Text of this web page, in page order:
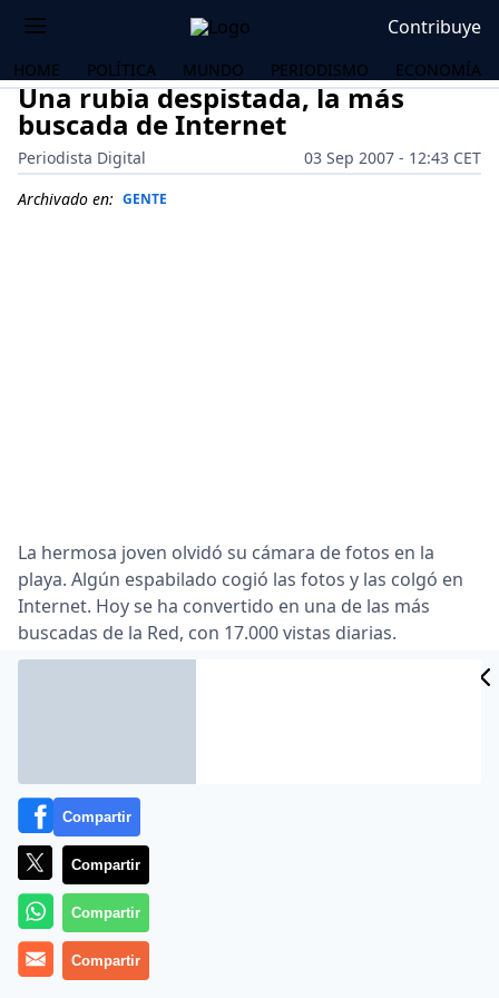
Contribuye
HOME POLÍTICA MUNDO PERIODISMO ECONOMÍA
Una rubia despistada, la más
buscada de Internet
Periodista Digital
03 Sep 2007 - 12:43 CET
Archivado en: GENTE
La hermosa joven olvidó su cámara de fotos en la
playa. Algún espabilado cogió las fotos y las colgó en
Internet. Hoy se ha convertido en una de las más
buscadas de la Red, con 17.000 vistas diarias.
joven aparentemente desconocida.
Más de 17 mil personas se unieron a esta búsqueda
británica que trataba de dar con el paradero de la
dueña de las fotografías. Incluso el diario
sensacionalista The Sun publicó alguna de las
imágenes que circulan en la web.
Compartir
Compartir
Compartir
Compartir